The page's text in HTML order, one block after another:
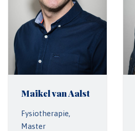
Maikel van Aalst
Fysiotherapie,
Master